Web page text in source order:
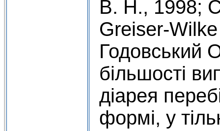
В. Н., 1998;
Greiser-
Годовський
більшості
діарея
формі, у